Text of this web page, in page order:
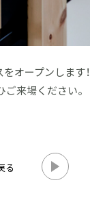
オープンします！
来場ください。
る